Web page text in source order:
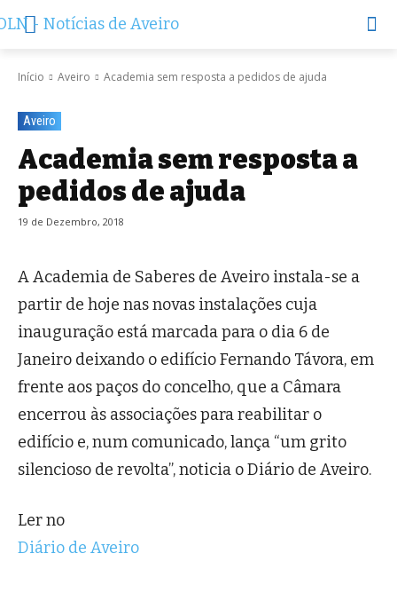
Início Aveiro Academia sem resposta a pedidos de ajuda
Aveiro
Academia sem resposta a
pedidos de ajuda
19 de Dezembro, 2018
A Academia de Saberes de Aveiro instala-se a
partir de hoje nas novas instalações cuja
inauguração está marcada para o dia 6 de
Janeiro deixando o edifício Fernando Távora, em
fren­te aos paços do concelho, que a Câmara
encerrou às associações para reabilitar o
edifício e, num comunicado, lança “um grito
silencioso de revolta”, noticia o Diário de Aveiro.
Ler no
Diário de Aveiro